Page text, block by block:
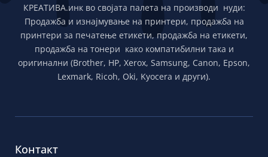
КРЕАТИВА.инк во својата палета на производи нуди:
Продажба и изнајмување на принтери, продажба на
принтери за печатење етикети, продажба на етикети,
продажба на тонери како компатибилни така и
оригинални (Brother, HP, Xerox, Samsung, Canon, Epson,
Lexmark, Ricoh, Oki, Kyocera и други).
Контакт